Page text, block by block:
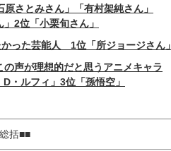
さとみさん」「有村架純さん」
2位「小栗旬さん」
った芸能人 1位「所ジョージさん」
声が理想的だと思うアニメキャラ
・ルフィ」3位「孫悟空」
括■■